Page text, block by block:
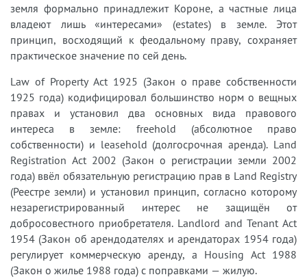
земля формально принадлежит Короне, а частные лица
владеют лишь «интересами» (estates) в земле. Этот
принцип, восходящий к феодальному праву, сохраняет
практическое значение по сей день.
Law of Property Act 1925 (Закон о праве собственности
1925 года) кодифицировал большинство норм о вещных
правах и установил два основных вида правового
интереса в земле: freehold (абсолютное право
собственности) и leasehold (долгосрочная аренда). Land
Registration Act 2002 (Закон о регистрации земли 2002
года) ввёл обязательную регистрацию прав в Land Registry
(Реестре земли) и установил принцип, согласно которому
незарегистрированный интерес не защищён от
добросовестного приобретателя. Landlord and Tenant Act
1954 (Закон об арендодателях и арендаторах 1954 года)
регулирует коммерческую аренду, а Housing Act 1988
(Закон о жилье 1988 года) с поправками — жилую.